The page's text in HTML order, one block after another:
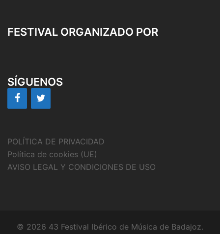
FESTIVAL ORGANIZADO POR
SÍGUENOS
POLÍTICA DE PRIVACIDAD
Política de cookies (UE)
AVISO LEGAL Y CONDICIONES DE USO
© 2026 43 Festival Ibérico de Música de Badajoz.